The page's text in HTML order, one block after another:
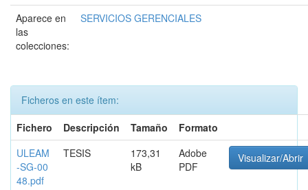
Aparece en
las
colecciones:
SERVICIOS GERENCIALES
Ficheros en este ítem:
Fichero
Descripción Tamaño
Formato
ULEAM
-SG-00
48.pdf
TESIS
173,31
kB
Adobe
PDF
Visualizar/Abrir